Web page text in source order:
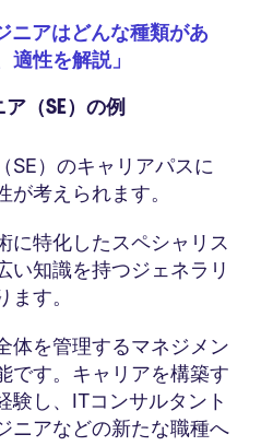
ニアはどんな種類があ
適性を解説」
（SE）の例
SE）のキャリアパスに
考えられます。
に特化したスペシャリス
い知識を持つジェネラリ
ます。
体を管理するマネジメン
です。キャリアを構築す
験し、ITコンサルタント
ニアなどの新たな職種へ